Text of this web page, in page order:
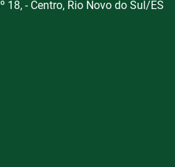
18, - Centro, Rio Novo do Sul/ES